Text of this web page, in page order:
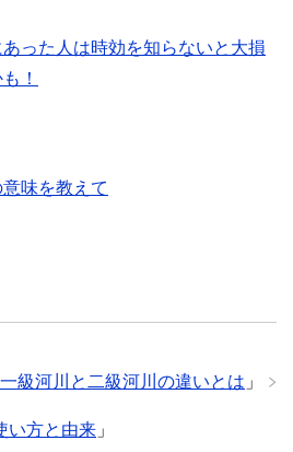
った人は時効を知らないと大損
！
味を教えて
一級河川と二級河川の違いとは 」
い方と由来 」